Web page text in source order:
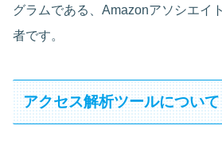
グラムである、Amazonアソシエイ
者です。
アクセス解析ツールについて